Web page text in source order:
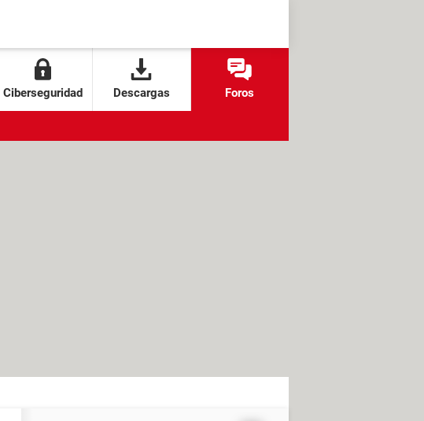
Ciberseguridad Descargas Foros